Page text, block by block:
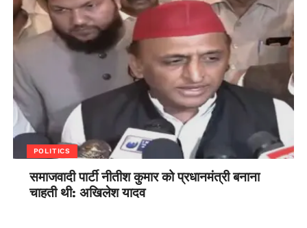
POLITICS
समाजवादी पार्टी नीतीश कुमार को प्रधानमंत्री बनाना
चाहती थी: अखिलेश यादव